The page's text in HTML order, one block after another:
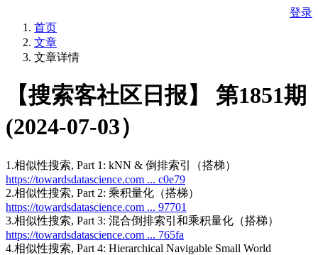
登录
首页
文章
文章详情
【搜索客社区日报】 第1851期
(2024-07-03）
1.相似性搜索, Part 1: kNN & 倒排索引（搭梯）
https://towardsdatascience.com ... c0e79
2.相似性搜索, Part 2: 乘积量化（搭梯）
https://towardsdatascience.com ... 97701
3.相似性搜索, Part 3: 混合倒排索引和乘积量化（搭梯）
https://towardsdatascience.com ... 765fa
4.相似性搜索, Part 4: Hierarchical Navigable Small World